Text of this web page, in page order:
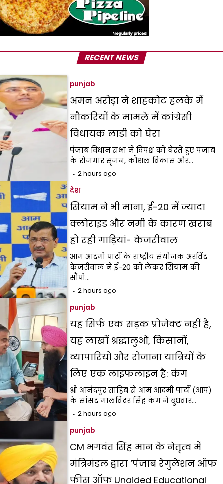
RECENT NEWS
punjab
अमन अरोड़ा ने शाहकोट हलके में
नौकरियों के मामले में कांग्रेसी
विधायक लाडी को घेरा
पंजाब विधान सभा में विपक्ष को घेरते हुए पंजाब
के रोजगार सृजन, कौशल विकास और…
2 hours ago
देश
सियाम ने भी माना, ई-20 में ज्यादा
क्लोराइड और नमी के कारण खराब
हो रही गाड़ियां- केजरीवाल
आम आदमी पार्टी के राष्ट्रीय संयोजक अरविंद
केजरीवाल ने ई-20 को लेकर सियाम की
सौंपी…
2 hours ago
punjab
यह सिर्फ एक सड़क प्रोजेक्ट नहीं है,
यह लाखों श्रद्धालुओं, किसानों,
व्यापारियों और रोजाना यात्रियों के
लिए एक लाइफलाइन है: कंग
श्री आनंदपुर साहिब से आम आदमी पार्टी (आप)
के सांसद मालविंदर सिंह कंग ने बुधवार…
2 hours ago
punjab
CM भगवंत सिंह मान के नेतृत्व में
मंत्रिमंडल द्वारा ‘पंजाब रेगुलेशन ऑफ
फीस ऑफ Unaided Educational